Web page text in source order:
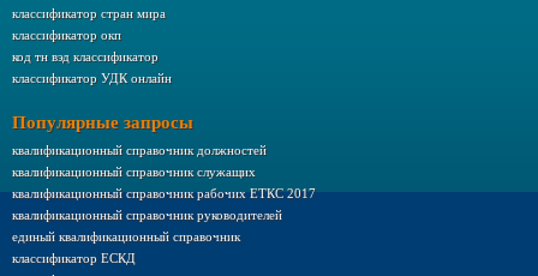
классификатор стран мира
классификатор окп
код тн вэд классификатор
классификатор УДК онлайн
Популярные запросы
квалификационный справочник должностей
квалификационный справочник служащих
квалификационный справочник рабочих ЕТКС 2017
квалификационный справочник руководителей
единый квалификационный справочник
классификатор ЕСКД